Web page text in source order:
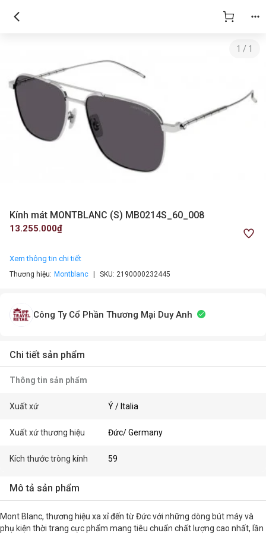
1 / 1
Kính mát MONTBLANC (S) MB0214S_60_008
13.255.000₫
Xem thông tin chi tiết
Thương hiệu: Montblanc SKU: 2190000232445
Công Ty Cổ Phần Thương Mại Duy Anh
Chi tiết sản phẩm
Thông tin sản phẩm
Xuất xứ Ý / Italia
Xuất xứ thương hiệu Đức/ Germany
Kích thước tròng kính 59
Mô tả sản phẩm
Mont Blanc, thương hiệu xa xỉ đến từ Đức với những dòng bút máy và
phụ kiện thời trang cực phẩm mang tiêu chuẩn chất lượng cao nhất, lần